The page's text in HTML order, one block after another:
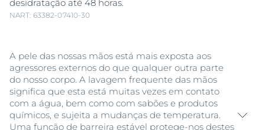
desidratação até 48 horas.
NART: 63382-07410-30
A pele das nossas mãos está mais exposta aos
agressores externos do que qualquer outra parte
do nosso corpo. A lavagem frequente das mãos
significa que esta está muitas vezes em contato
com a água, bem como com sabões e produtos
químicos, e sujeita a mudanças de temperatura.
Uma função de barreira estável protege-nos destes